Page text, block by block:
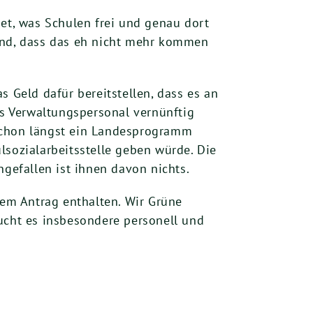
was Schulen frei und genau dort
dass das eh nicht mehr kommen
Geld dafür bereitstellen, dass es an
Verwaltungspersonal vernünftig
längst ein Landesprogramm
geben würde. Die
ist ihnen davon nichts.
Antrag enthalten. Wir Grüne
es insbesondere personell und